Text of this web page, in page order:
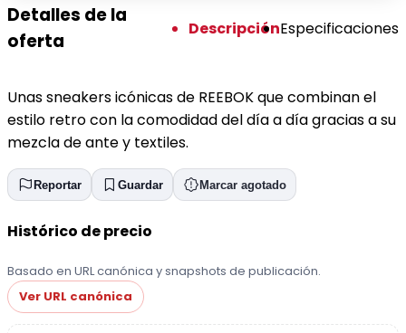
Detalles de la
oferta
DescripciónEspecificaciones
Unas sneakers icónicas de REEBOK que combinan el
estilo retro con la comodidad del día a día gracias a su
mezcla de ante y textiles.
Reportar Guardar Marcar agotado
Histórico de precio
Basado en URL canónica y snapshots de publicación.
Ver URL canónica